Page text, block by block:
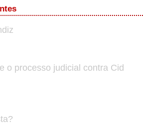
o processo judicial contra Cid